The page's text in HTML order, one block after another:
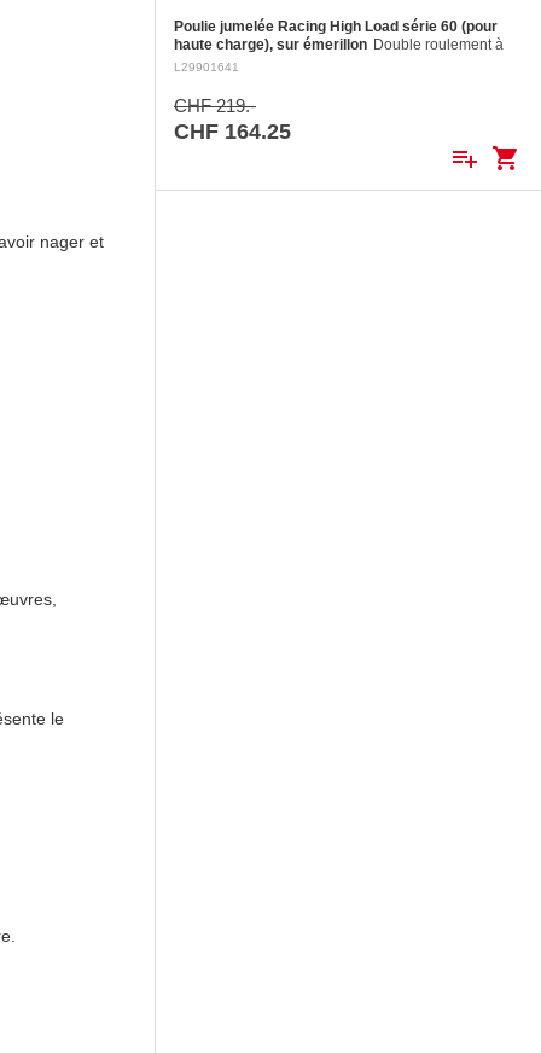
nager et
le
Poulie jumelée Racing High Load série 60 (pour
haute charge), sur émerillon Double roulement à
billes en torlon, joues en aluminium fraisé, réa en
mm Pour cordages jusqu'à:…
L29901641
CHF 219.-
CHF 164.25
playlist_add shopping_cart